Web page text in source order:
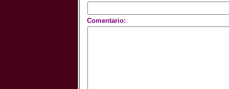
Comentario: